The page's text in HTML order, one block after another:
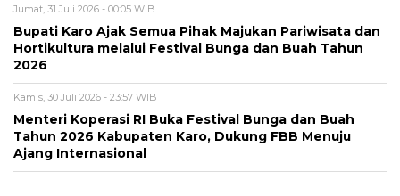
Jumat, 31 Juli 2026 - 00:05 WIB
Bupati Karo Ajak Semua Pihak Majukan Pariwisata dan
Hortikultura melalui Festival Bunga dan Buah Tahun
2026
Kamis, 30 Juli 2026 - 23:57 WIB
Menteri Koperasi RI Buka Festival Bunga dan Buah
Tahun 2026 Kabupaten Karo, Dukung FBB Menuju
Ajang Internasional